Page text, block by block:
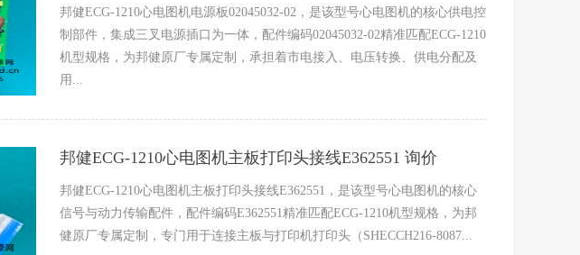
邦健ECG-1210心电图机电源板02045032-02，是该型号心电图机的核心供电控
制部件，集成三叉电源插口为一体，配件编码02045032-02精准匹配ECG-1210
机型规格，为邦健原厂专属定制，承担着市电接入、电压转换、供电分配及
用...
邦健ECG-1210心电图机主板打印头接线E362551 询价
邦健ECG-1210心电图机主板打印头接线E362551，是该型号心电图机的核心
信号与动力传输配件，配件编码E362551精准匹配ECG-1210机型规格，为邦
健原厂专属定制，专门用于连接主板与打印机打印头（SHECCH216-8087...